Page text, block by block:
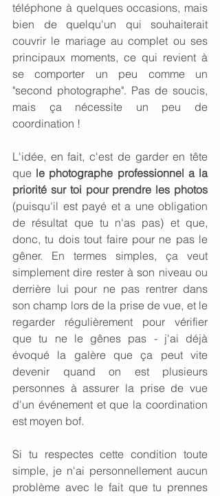
téléphone à quelques occasions, mais
bien de quelqu'un qui souhaiterait
couvrir le mariage au complet ou ses
principaux moments, ce qui revient à
se comporter un peu comme un
"second photographe". Pas de soucis,
mais ça nécessite un peu de
coordination !
L'idée, en fait, c'est de garder en tête
que le photographe professionnel a la
priorité sur toi pour prendre les photos
(puisqu'il est payé et a une obligation
de résultat que tu n'as pas) et que,
donc, tu dois tout faire pour ne pas le
gêner. En termes simples, ça veut
simplement dire rester à son niveau ou
derrière lui pour ne pas rentrer dans
son champ lors de la prise de vue, et le
regarder régulièrement pour vérifier
que tu ne le gênes pas - j'ai déjà
évoqué la galère que ça peut vite
devenir quand on est plusieurs
personnes à assurer la prise de vue
d'un événement et que la coordination
est moyen bof.
Si tu respectes cette condition toute
simple, je n'ai personnellement aucun
problème avec le fait que tu prennes